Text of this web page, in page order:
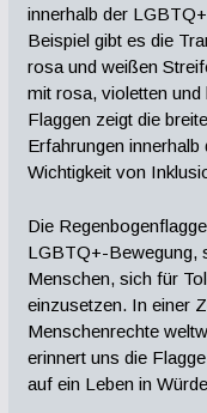
innerhalb der
Beispiel gibt es die
rosa und weißen
mit rosa, violetten und
Flaggen zeigt die
Erfahrungen
Wichtigkeit von
Die
LGBTQ+-Bewegung,
Menschen, sich für
einzusetzen. In einer
Menschenrechte
erinnert uns die
auf ein Leben in